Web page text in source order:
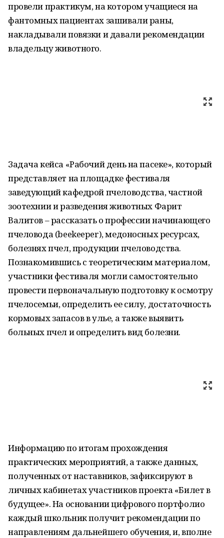
провели практикум, на котором учащиеся на
фантомных пациентах зашивали раны,
накладывали повязки и давали рекомендации
владельцу животного.
Задача кейса «Рабочий день на пасеке», который
представляет на площадке фестиваля
заведующий кафедрой пчеловодства, частной
зоотехнии и разведения животных Фарит
Валитов – рассказать о профессии начинающего
пчеловода (beekeeper), медоносных ресурсах,
болезнях пчел, продукции пчеловодства.
Познакомившись с теоретическим материалом,
участники фестиваля могли самостоятельно
провести первоначальную подготовку к осмотру
пчелосемьи, определить ее силу, достаточность
кормовых запасов в улье, а также выявить
больных пчел и определить вид болезни.
Информацию по итогам прохождения
практических мероприятий, а также данных,
полученных от наставников, зафиксируют в
личных кабинетах участников проекта «Билет в
будущее». На основании цифрового портфолио
каждый школьник получит рекомендации по
направлениям дальнейшего обучения, и, вполне